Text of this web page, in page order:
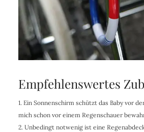
Empfehlenswertes
1. Ein Sonnenschirm schützt das Baby vor
mich schon vor einem Regenschauer
2. Unbedingt notwenig ist eine